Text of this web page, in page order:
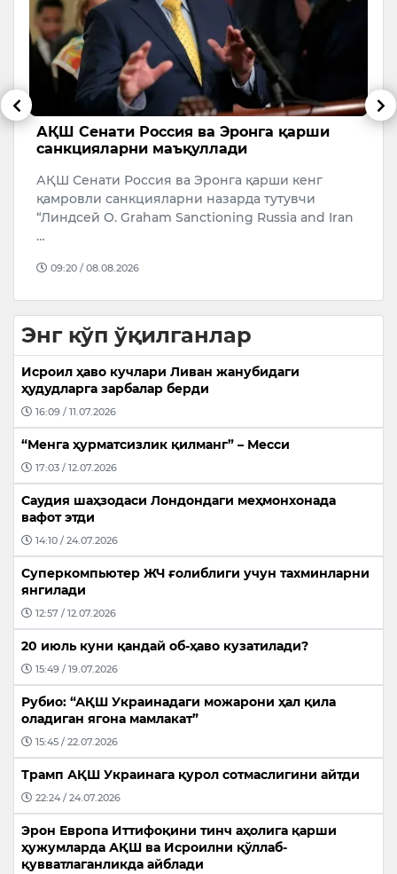
АҚШ Сенати Россия ва Эронга қарши
санкцияларни маъқуллади
АҚШ Сенати Россия ва Эронга қарши кенг
қамровли санкцияларни назарда тутувчи
“Линдсей O. Graham Sanctioning Russia and Iran
…
09:20 / 08.08.2026
Энг кўп ўқилганлар
Исроил ҳаво кучлари Ливан жанубидаги
ҳудудларга зарбалар берди
16:09 / 11.07.2026
“Менга ҳурматсизлик қилманг” – Месси
17:03 / 12.07.2026
Саудия шаҳзодаси Лондондаги меҳмонхонада
вафот этди
14:10 / 24.07.2026
Суперкомпьютер ЖЧ ғолиблиги учун тахминларни
янгилади
12:57 / 12.07.2026
20 июль куни қандай об-ҳаво кузатилади?
15:49 / 19.07.2026
Рубио: “АҚШ Украинадаги можарони ҳал қила
оладиган ягона мамлакат”
15:45 / 22.07.2026
Трамп АҚШ Украинага қурол сотмаслигини айтди
22:24 / 24.07.2026
Эрон Европа Иттифоқини тинч аҳолига қарши
ҳужумларда АҚШ ва Исроилни қўллаб-
қувватлаганликда айблади